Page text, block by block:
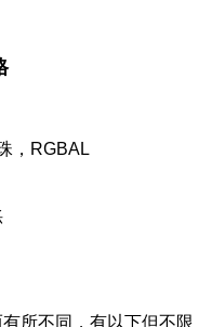
，RGBAL
所不同，有以下但不限